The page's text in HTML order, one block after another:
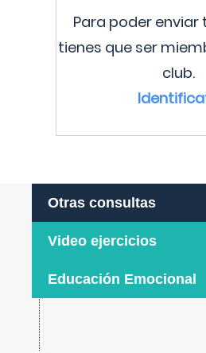
Para poder enviar
tienes que ser
club.
Otras consultas
Video ejercicios
Educación Emocional